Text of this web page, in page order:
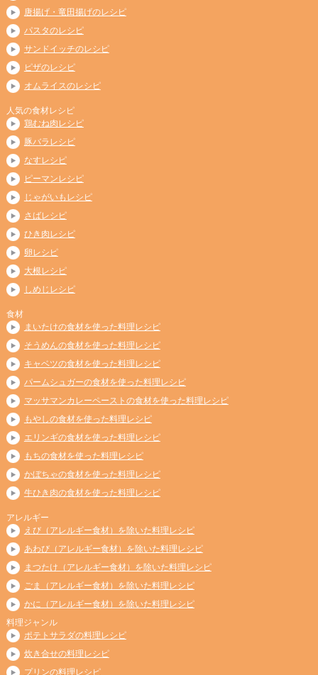
唐揚げ・竜田揚げのレシピ
パスタのレシピ
サンドイッチのレシピ
ピザのレシピ
オムライスのレシピ
人気の食材レシピ
鶏むね肉レシピ
豚バラレシピ
なすレシピ
ピーマンレシピ
じゃがいもレシピ
さばレシピ
ひき肉レシピ
卵レシピ
大根レシピ
しめじレシピ
食材
まいたけの食材を使った料理レシピ
そうめんの食材を使った料理レシピ
キャベツの食材を使った料理レシピ
パームシュガーの食材を使った料理レシピ
マッサマンカレーペーストの食材を使った料理レシピ
もやしの食材を使った料理レシピ
エリンギの食材を使った料理レシピ
もちの食材を使った料理レシピ
かぼちゃの食材を使った料理レシピ
牛ひき肉の食材を使った料理レシピ
アレルギー
えび（アレルギー食材）を除いた料理レシピ
あわび（アレルギー食材）を除いた料理レシピ
まつたけ（アレルギー食材）を除いた料理レシピ
ごま（アレルギー食材）を除いた料理レシピ
かに（アレルギー食材）を除いた料理レシピ
料理ジャンル
ポテトサラダの料理レシピ
炊き合せの料理レシピ
プリンの料理レシピ